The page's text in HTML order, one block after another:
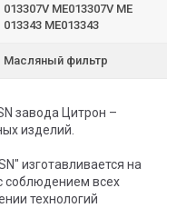
013307V ME013307V ME
013343 ME013343
Масляный фильтр
завода Цитрон –
изделий.
изготавливается на
соблюдением всех
технологий